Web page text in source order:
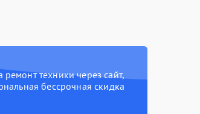
техники через сайт,
бессрочная скидка